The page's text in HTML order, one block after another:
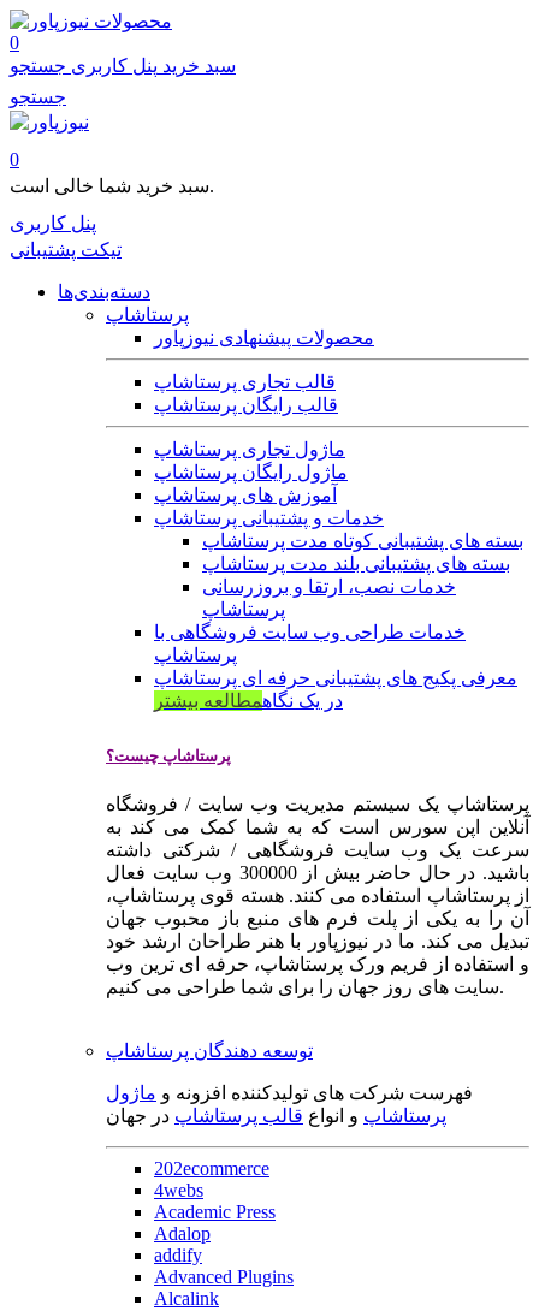
محصولات
0
سبد خرید پنل کاربری جستجو
جستجو
0
سبد خرید شما خالی است.
پنل کاربری
تیکت پشتیبانی
دسته‌بندی‌ها
پرستاشاپ
محصولات پیشنهادی نیوزپاور
قالب تجاری پرستاشاپ
قالب رایگان پرستاشاپ
ماژول تجاری پرستاشاپ
ماژول رایگان پرستاشاپ
آموزش های پرستاشاپ
خدمات و پشتیبانی پرستاشاپ
بسته های پشتیبانی کوتاه مدت پرستاشاپ
بسته های پشتیبانی بلند مدت پرستاشاپ
خدمات نصب، ارتقا و بروزرسانی
پرستاشاپ
خدمات طراحی وب سایت فروشگاهی با
پرستاشاپ
معرفی پکیج های پشتیبانی حرفه ای پرستاشاپ
در یک نگاهمطالعه بیشتر
پرستاشاپ چیست؟
پرستاشاپ یک سیستم مدیریت وب سایت / فروشگاه
آنلاین اپن سورس است که به شما کمک می کند به
سرعت یک وب سایت فروشگاهی / شرکتی داشته
باشید. در حال حاضر بیش از 300000 وب سایت فعال
از پرستاشاپ استفاده می کنند. هسته قوی پرستاشاپ،
آن را به یکی از پلت فرم های منبع باز محبوب جهان
تبدیل می کند. ما در نیوزپاور با هنر طراحان ارشد خود
و استفاده از فریم ورک پرستاشاپ، حرفه ای ترین وب
سایت های روز جهان را برای شما طراحی می کنیم.
توسعه دهندگان پرستاشاپ
فهرست شرکت های تولیدکننده افزونه و ماژول
پرستاشاپ و انواع قالب پرستاشاپ در جهان
202ecommerce
4webs
Academic Press
Adalop
addify
Advanced Plugins
Alcalink